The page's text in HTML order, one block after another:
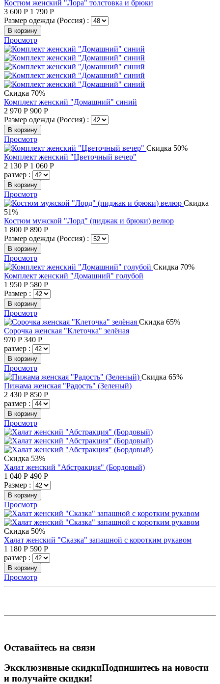
Костюм женский "Лора" толстовка и брюки
3 600 Р 1 790 Р
Размер одежды (Россия) :
В корзину
Просмотр
Скидка 70%
Комплект женский "Домашний" синий
2 970 Р 900 Р
Размер одежды (Россия) :
В корзину
Просмотр
Скидка 50%
Комплект женский "Цветочный вечер"
2 130 Р 1 060 Р
размер :
В корзину
Просмотр
Скидка
51%
Костюм мужской "Лорд" (пиджак и брюки) велюр
1 800 Р 890 Р
Размер одежды (Россия) :
В корзину
Просмотр
Скидка 70%
Комплект женский "Домашний" голубой
1 950 Р 580 Р
Размер :
В корзину
Просмотр
Скидка 65%
Сорочка женская "Клеточка" зелёная
970 Р 340 Р
размер :
В корзину
Просмотр
Скидка 65%
Пижама женская "Радость" (Зеленый)
2 430 Р 850 Р
размер :
В корзину
Просмотр
Скидка 53%
Халат женский "Абстракция" (Бордовый)
1 040 Р 490 Р
Размер :
В корзину
Просмотр
Скидка 50%
Халат женский "Сказка" запашной с коротким рукавом
1 180 Р 590 Р
размер :
В корзину
Просмотр
Оставайтесь на связи
Эксклюзивные скидкиПодпишитесь на новости
и получайте скидки!